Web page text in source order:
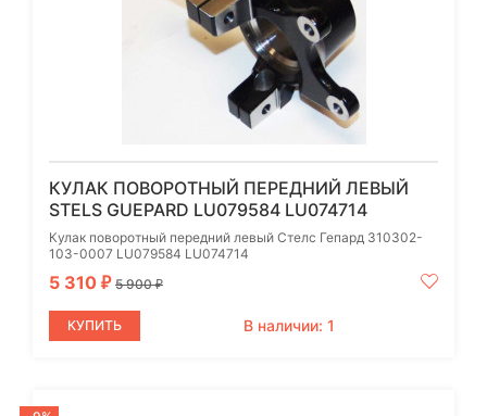
КУЛАК ПОВОРОТНЫЙ ПЕРЕДНИЙ ЛЕВЫЙ
STELS GUEPARD LU079584 LU074714
Кулак поворотный передний левый Стелс Гепард 310302-
103-0007 LU079584 LU074714
5 310 ₽ 5 900₽
КУПИТЬ В наличии: 1